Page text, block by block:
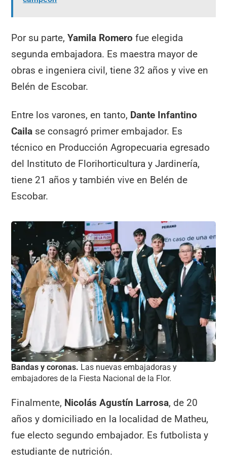
Por su parte,Yamila Romero fue elegida
segunda embajadora. Es maestra mayor de
obras e ingeniera civil, tiene 32 años y vive en
Belén de Escobar.
Entre los varones, en tanto, Dante Infantino
Caila se consagró primer embajador. Es
técnico en Producción Agropecuaria egresado
del Instituto de Florihorticultura y Jardinería,
tiene 21 años y también vive en Belén de
Escobar.
Bandas y coronas. Las nuevas embajadoras y
embajadores de la Fiesta Nacional de la Flor.
Finalmente, Nicolás Agustín Larrosa, de 20
años y domiciliado en la localidad de Matheu,
fue electo segundo embajador. Es futbolista y
estudiante de nutrición.